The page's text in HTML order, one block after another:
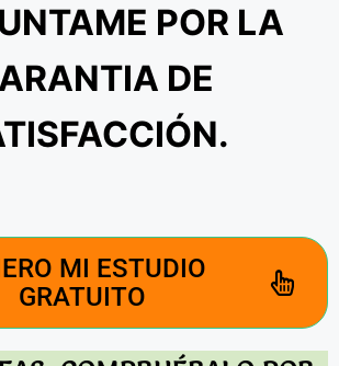
POR LA
DE
MI ESTUDIO
GRATUITO